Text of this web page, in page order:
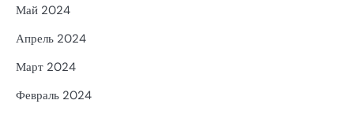
Май 2024
Апрель 2024
Март 2024
Февраль 2024